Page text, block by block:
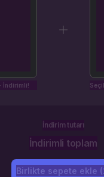
İndirimli!
İndirim tutarı
İndirimli toplam
Birlikte sepete ekle